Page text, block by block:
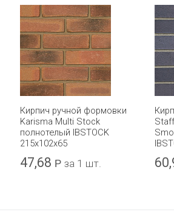
Кирпич ручной формовки
Karisma Multi Stock
полнотелый IBSTOCK
215x102x65
47,68 Р за 1 шт.